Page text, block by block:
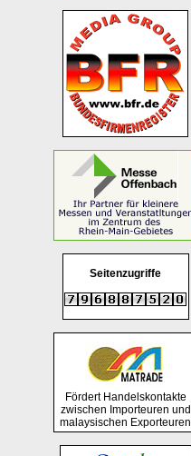
Seitenzugriffe
Fördert Handelskontakte
zwischen Importeuren und
malaysischen Exporteuren